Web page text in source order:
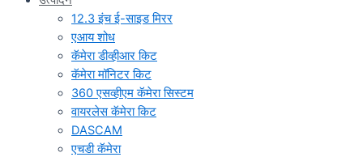
12.3 इंच ई-साइड मिरर
एआय शोध
कॅमेरा डीव्हीआर किट
कॅमेरा मॉनिटर किट
360 एसव्हीएम कॅमेरा सिस्टम
वायरलेस कॅमेरा किट
DASCAM
एचडी कॅमेरा